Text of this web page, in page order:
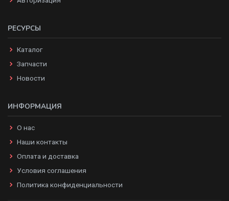
РЕСУРСЫ
Каталог
Запчасти
Новости
ИНФОРМАЦИЯ
О нас
Наши контакты
Оплата и доставка
Условия соглашения
Политика конфиденциальности